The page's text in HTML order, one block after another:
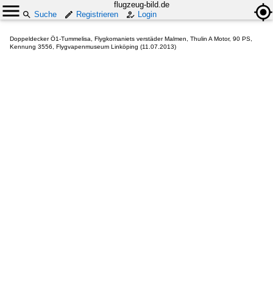
flugzeug-bild.de
Suche
Registrieren Login
Doppeldecker Ö1-Tummelisa, Flygkomaniets verstäder Malmen, Thulin A Motor, 90 PS,
Kennung 3556, Flygvapenmuseum Linköping (11.07.2013)